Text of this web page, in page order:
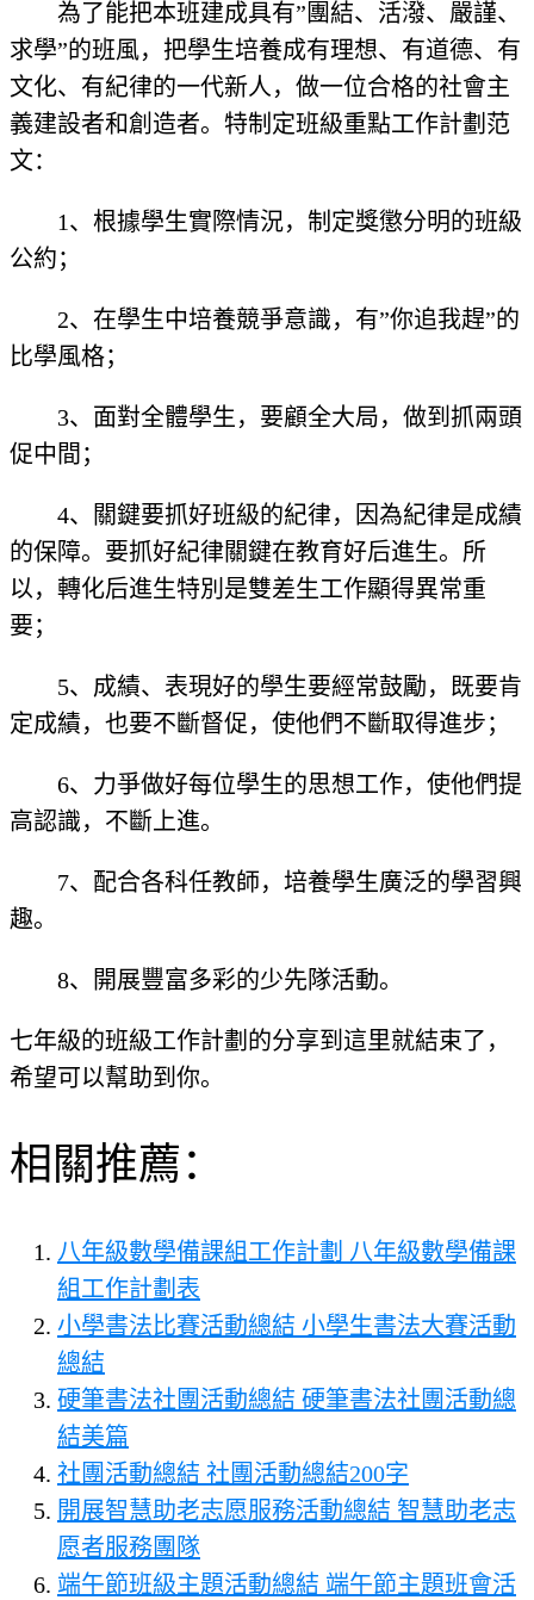
為了能把本班建成具有”團結、活潑、嚴謹、
求學”的班風，把學生培養成有理想、有道德、有
文化、有紀律的一代新人，做一位合格的社會主
義建設者和創造者。特制定班級重點工作計劃范
文：
1、根據學生實際情況，制定獎懲分明的班級
公約；
2、在學生中培養競爭意識，有”你追我趕”的
比學風格；
3、面對全體學生，要顧全大局，做到抓兩頭
促中間；
4、關鍵要抓好班級的紀律，因為紀律是成績
的保障。要抓好紀律關鍵在教育好后進生。所
以，轉化后進生特別是雙差生工作顯得異常重
要；
5、成績、表現好的學生要經常鼓勵，既要肯
定成績，也要不斷督促，使他們不斷取得進步；
6、力爭做好每位學生的思想工作，使他們提
高認識，不斷上進。
7、配合各科任教師，培養學生廣泛的學習興
趣。
8、開展豐富多彩的少先隊活動。
七年級的班級工作計劃的分享到這里就結束了，
希望可以幫助到你。
相關推薦：
八年級數學備課組工作計劃 八年級數學備課
組工作計劃表
小學書法比賽活動總結 小學生書法大賽活動
總結
硬筆書法社團活動總結 硬筆書法社團活動總
結美篇
社團活動總結 社團活動總結200字
開展智慧助老志愿服務活動總結 智慧助老志
愿者服務團隊
端午節班級主題活動總結 端午節主題班會活